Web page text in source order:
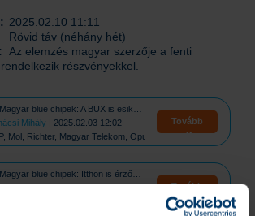
2025.02.10 11:11
Rövid táv (néhány hét)
Az elemzés magyar szerzője a fenti
részvényekkel.
Magyar blue chipek: A BUX is esik a vámok hírére
Mihály | 2025.02.03 12:02
Mol, Richter, Magyar Telekom, Opus
Tovább
Magyar blue chipek: Itthon is érződik a gyenge piaci hangulat
Mihály | 2025.01.27 11:28
Tovább